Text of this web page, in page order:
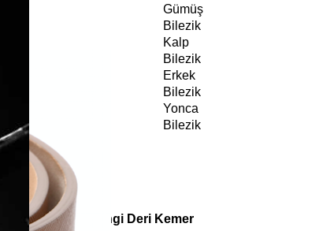
Gümüş
Bilezik
Kalp
Bilezik
Erkek
Bilezik
Yonca
Bilezik
Kahverengi Deri Kemer